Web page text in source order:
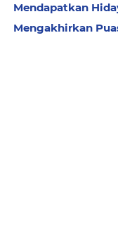
Mendapatkan
Mengakhirkan